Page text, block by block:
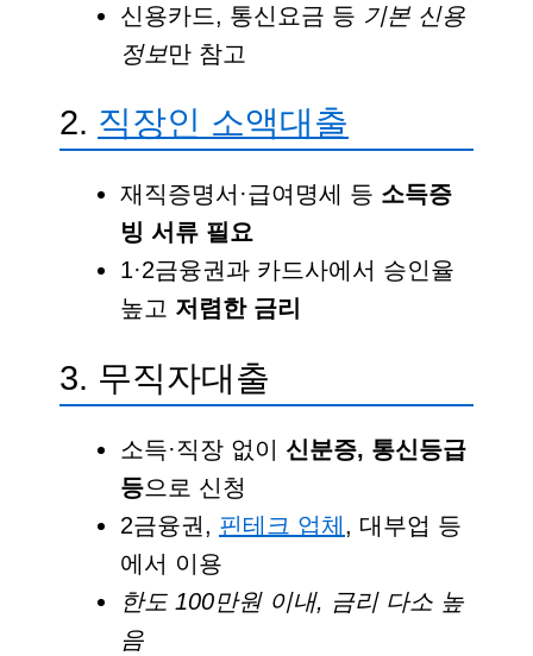
신용카드, 통신요금 등 기본 신용
정보만 참고
2. 직장인 소액대출
재직증명서·급여명세 등 소득증
빙 서류 필요
1·2금융권과 카드사에서 승인율
높고 저렴한 금리
3. 무직자대출
소득·직장 없이 신분증, 통신등급
등으로 신청
2금융권, 핀테크 업체, 대부업 등
에서 이용
한도 100만원 이내, 금리 다소 높
음